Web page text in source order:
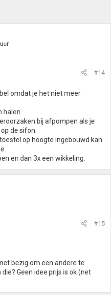
#14
omdat je het niet meer
halen.
bij afpompen als je
de sifon.
op hoogte ingebouwd kan
en dan 3x een wikkeling.
#15
bezig om een andere te
Geen idee prijs is ok (net